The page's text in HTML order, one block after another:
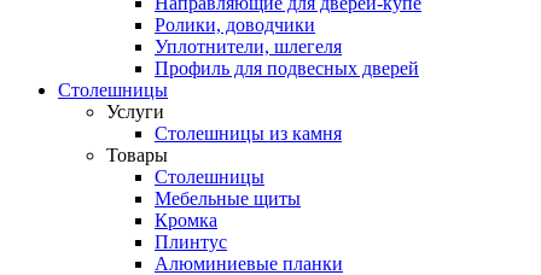
Ролики, доводчики
Уплотнители, шлегеля
Профиль для подвесных дверей
Столешницы
Услуги
Столешницы из камня
Товары
Столешницы
Мебельные щиты
Кромка
Плинтус
Алюминиевые планки